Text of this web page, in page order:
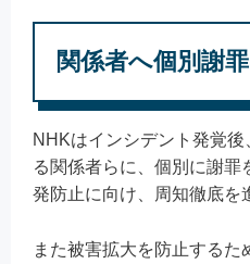
関係者へ個別謝罪
NHKはインシデント発覚
る関係者らに、個別に謝
発防止に向け、周知徹底を
また被害拡大を防止するた